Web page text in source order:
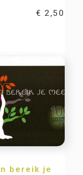
€ 2,50
bereik je